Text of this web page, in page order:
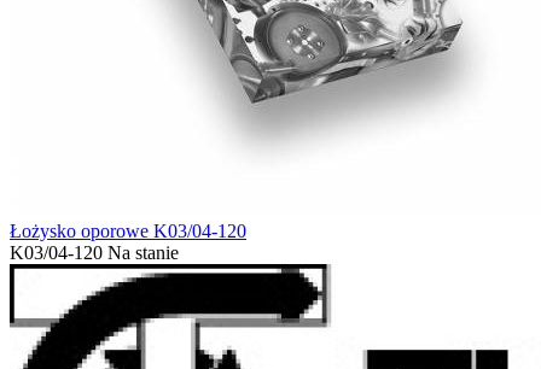
Łożysko oporowe K03/04-120
K03/04-120 Na stanie